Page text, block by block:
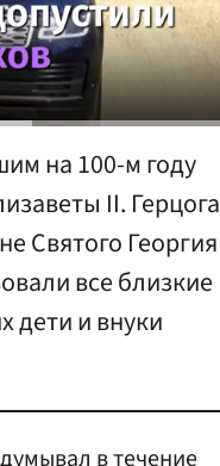
на 100-м году
II. Герцога
Святого Георгия
все близкие
дети и внуки
в течение